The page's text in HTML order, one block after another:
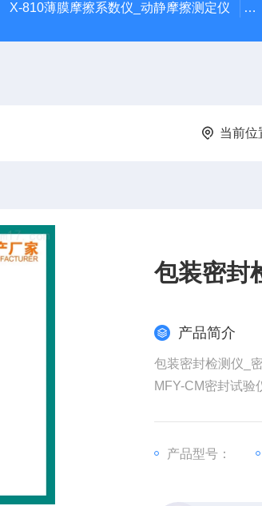
X-810薄膜摩擦系数仪_动静摩擦测定仪
当前位
包装密封
产品简介
包装密封检测仪_
MFY-CM密封试
产品型号：